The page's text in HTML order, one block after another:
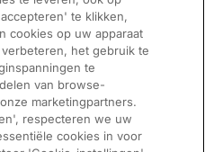
wereldwijde bedrijf voor
te klikken,
cookies op uw apparaat
het gebruik te
te
van browse-
marketingpartners.
respecteren we uw
cookies in voor